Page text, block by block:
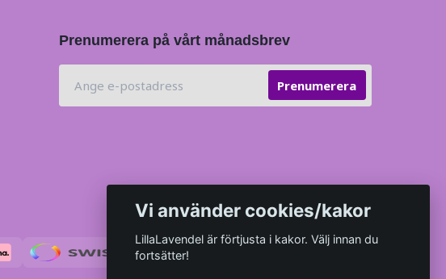
Prenumerera på vårt månadsbrev
Prenumerera
Vi använder cookies/kakor
LillaLavendel är förtjusta i kakor. Välj innan du
fortsätter!